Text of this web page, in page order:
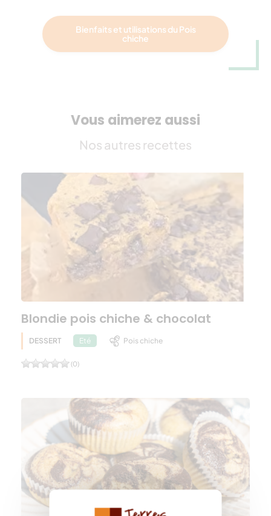
Bienfaits et utilisations du Pois
chiche
Vous aimerez aussi
Nos autres recettes
Blondie pois chiche & chocolat
DESSERT Eté Pois chiche
(0)